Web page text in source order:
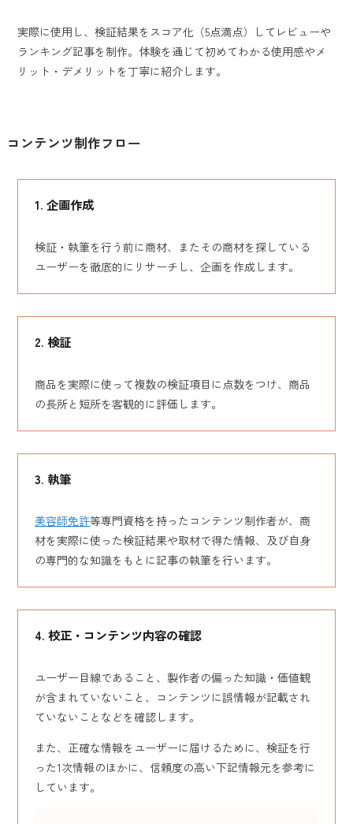
実際に使用し、検証結果をスコア化（5点満点）してレビューや
ランキング記事を制作。体験を通じて初めてわかる使用感やメ
リット・デメリットを丁寧に紹介します。
コンテンツ制作フロー
1. 企画作成
検証・執筆を行う前に商材、またその商材を探している
ユーザーを徹底的にリサーチし、企画を作成します。
2. 検証
商品を実際に使って複数の検証項目に点数をつけ、商品
の長所と短所を客観的に評価します。
3. 執筆
美容師免許等専門資格を持ったコンテンツ制作者が、商
材を実際に使った検証結果や取材で得た情報、及び自身
の専門的な知識をもとに記事の執筆を行います。
4. 校正・コンテンツ内容の確認
ユーザー目線であること、製作者の偏った知識・価値観
が含まれていないこと、コンテンツに誤情報が記載され
ていないことなどを確認します。
また、正確な情報をユーザーに届けるために、検証を行
った1次情報のほかに、信頼度の高い下記情報元を参考に
しています。